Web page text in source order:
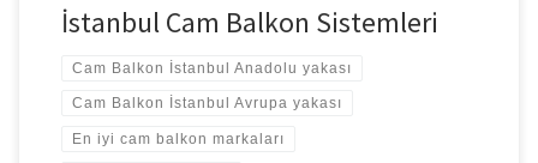
İstanbul Cam Balkon Sistemleri
Cam Balkon İstanbul Anadolu yakası
Cam Balkon İstanbul Avrupa yakası
En iyi cam balkon markaları